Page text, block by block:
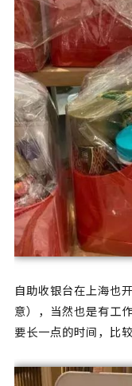
自助收银台在上海也
意），当然也是有工
要长一点的时间，比